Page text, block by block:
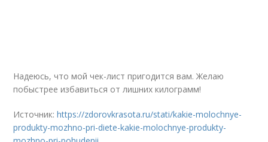
Надеюсь, что мой чек-лист пригодится вам. Желаю
побыстрее избавиться от лишних килограмм!
Источник:https://zdorovkrasota.ru/stati/kakie-molochnye-
produkty-mozhno-pri-diete-kakie-molochnye-produkty-